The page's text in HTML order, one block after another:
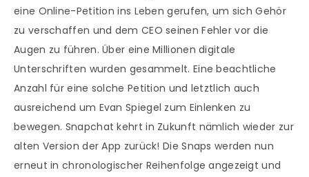
eine Online-Petition ins Leben gerufen, um sich Gehör
zu verschaffen und dem CEO seinen Fehler vor die
Augen zu führen. Über eine Millionen digitale
Unterschriften wurden gesammelt. Eine beachtliche
Anzahl für eine solche Petition und letztlich auch
ausreichend um Evan Spiegel zum Einlenken zu
bewegen. Snapchat kehrt in Zukunft nämlich wieder zur
alten Version der App zurück! Die Snaps werden nun
erneut in chronologischer Reihenfolge angezeigt und